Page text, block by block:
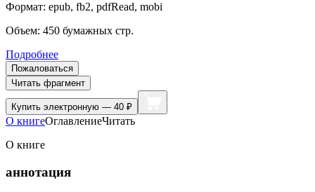
Формат: epub, fb2, pdfRead, mobi
Объем: 450 бумажных стр.
Подробнее
Пожаловаться
Читать фрагмент
Купить электронную — 40 ₽
О книгеОглавлениеЧитать
О книге
аннотация